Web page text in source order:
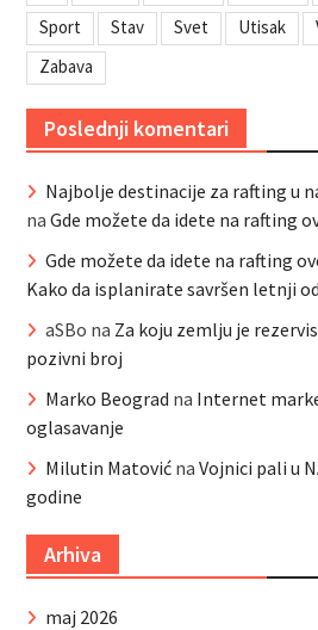
Sport
Stav Svet Utisak
Zabava
Poslednji komentari
Najbolje destinacije za rafting u
na Gde možete da idete na rafting
Gde možete da idete na rafting
Kako da isplanirate savršen letnji
aSBo na Za koju zemlju je
pozivni broj
Marko Beograd na Internet
oglasavanje
Milutin Matovićna Vojnici pali u
godine
Arhiva
maj 2026